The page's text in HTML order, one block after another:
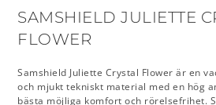
SAMSHIELD JULIETTE
FLOWER
Samshield Juliette Crystal Flower är en
och mjukt tekniskt material med en hög
bästa möjliga komfort och rörelsefrihet.